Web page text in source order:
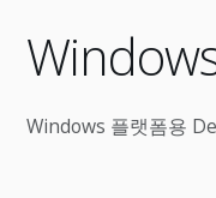
Windows 플랫폼용